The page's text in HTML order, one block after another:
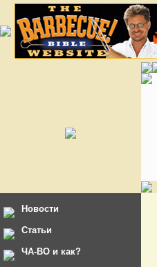
Новости
Статьи
ЧА-ВО и как?